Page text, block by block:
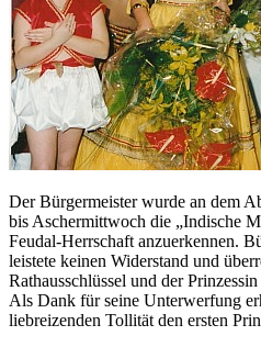
Der Bürgermeister wurde an dem
bis Aschermittwoch die „Indische
Feudal-Herrschaft anzuerkennen.
leistete keinen Widerstand und
Rathausschlüssel und der
Als Dank für seine Unterwerfung
liebreizenden Tollität den ersten